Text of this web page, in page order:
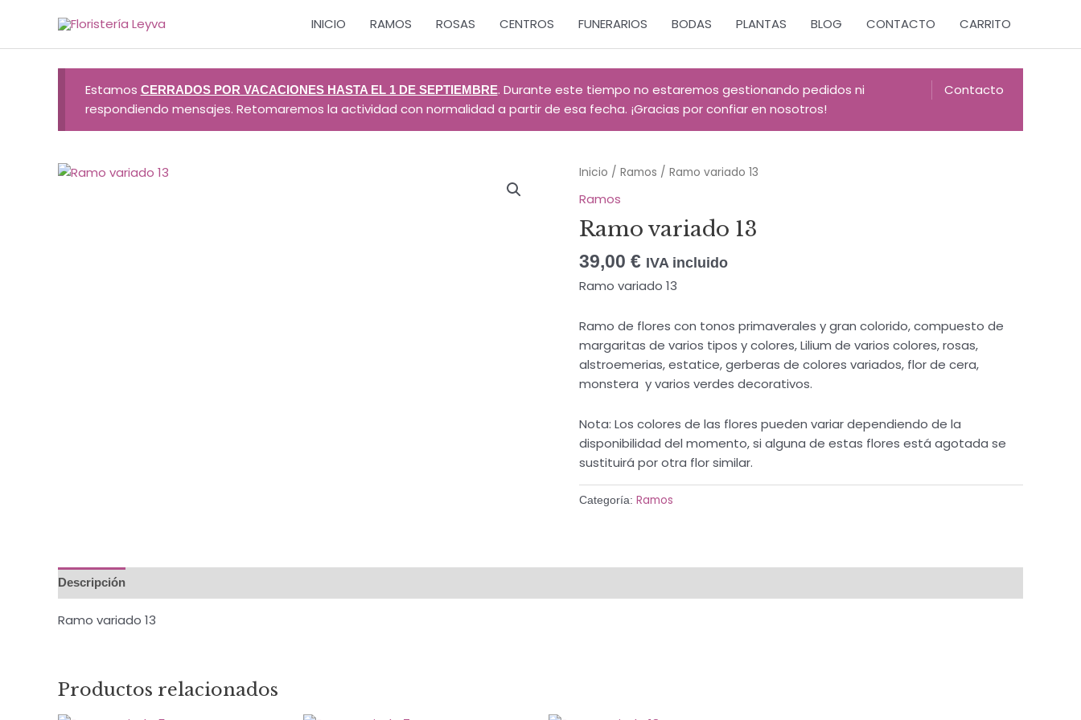
contenido
INICIO RAMOS ROSAS CENTROS FUNERARIOS BODAS PLANTAS BLOG CONTACTO CARRITO
Contacto
Estamos CERRADOS POR VACACIONES HASTA EL 1 DE SEPTIEMBRE. Durante este tiempo no estaremos gestionando pedidos ni
respondiendo mensajes. Retomaremos la actividad con normalidad a partir de esa fecha. ¡Gracias por confiar en nosotros!
Inicio / Ramos / Ramo variado 13
Ramos
Ramo variado 13
39,00 € IVA incluido
Ramo variado 13
Ramo de flores con tonos primaverales y gran colorido, compuesto de
margaritas de varios tipos y colores, Lilium de varios colores, rosas,
alstroemerias, estatice, gerberas de colores variados, flor de cera,
monstera y varios verdes decorativos.
Nota: Los colores de las flores pueden variar dependiendo de la
disponibilidad del momento, si alguna de estas flores está agotada se
sustituirá por otra flor similar.
Categoría: Ramos
Descripción
Ramo variado 13
Productos relacionados